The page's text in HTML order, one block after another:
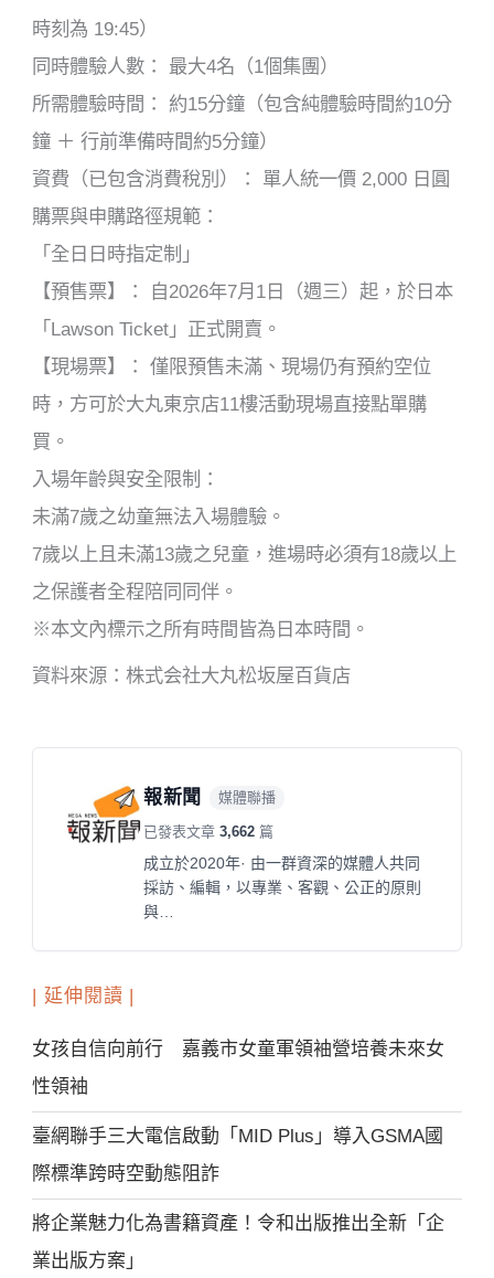
時刻為 19:45）
同時體驗人數： 最大4名（1個集團）
所需體驗時間： 約15分鐘（包含純體驗時間約10分
鐘 ＋ 行前準備時間約5分鐘）
資費（已包含消費稅別）： 單人統一價 2,000 日圓
購票與申購路徑規範：
「全日日時指定制」
【預售票】： 自2026年7月1日（週三）起，於日本
「Lawson Ticket」正式開賣。
【現場票】： 僅限預售未滿、現場仍有預約空位
時，方可於大丸東京店11樓活動現場直接點單購
買。
入場年齡與安全限制：
未滿7歲之幼童無法入場體驗。
7歲以上且未滿13歲之兒童，進場時必須有18歲以上
之保護者全程陪同同伴。
※本文內標示之所有時間皆為日本時間。
資料來源：株式会社大丸松坂屋百貨店
報新聞 媒體聯播
已發表文章3,662 篇
成立於2020年· 由一群資深的媒體人共同
採訪、編輯，以專業、客觀、公正的原則
與…
| 延伸閱讀 |
女孩自信向前行 嘉義市女童軍領袖營培養未來女
性領袖
臺網聯手三大電信啟動「MID Plus」導入GSMA國
際標準跨時空動態阻詐
將企業魅力化為書籍資產！令和出版推出全新「企
業出版方案」